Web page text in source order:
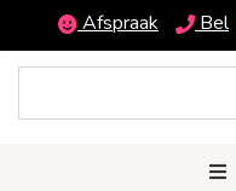
Afspraak Bel